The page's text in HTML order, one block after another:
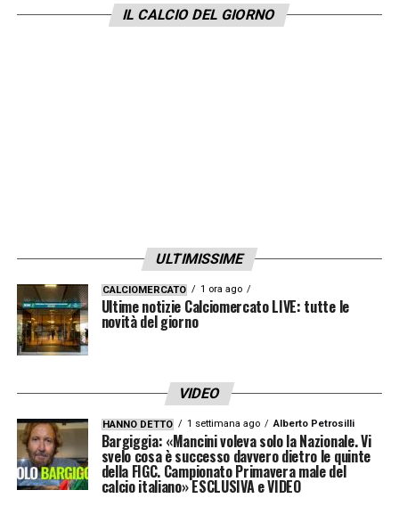
Liberazione non dovesse riuscire a prendere
IL CALCIO DEL GIORNO
ULTIMISSIME
CALCIOMERCATO 1 ora ago
Ultime notizie Calciomercato LIVE: tutte le
novità del giorno
VIDEO
HANNO DETTO 1 settimana ago Alberto Petrosilli
Bargiggia: «Mancini voleva solo la Nazionale. Vi
svelo cosa è successo davvero dietro le quinte
della FIGC. Campionato Primavera male del
calcio italiano» ESCLUSIVA e VIDEO